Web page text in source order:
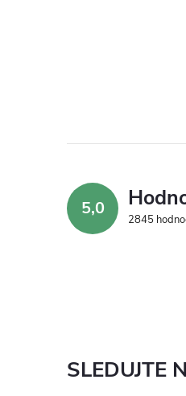
5,0
2845
SLEDUJTE